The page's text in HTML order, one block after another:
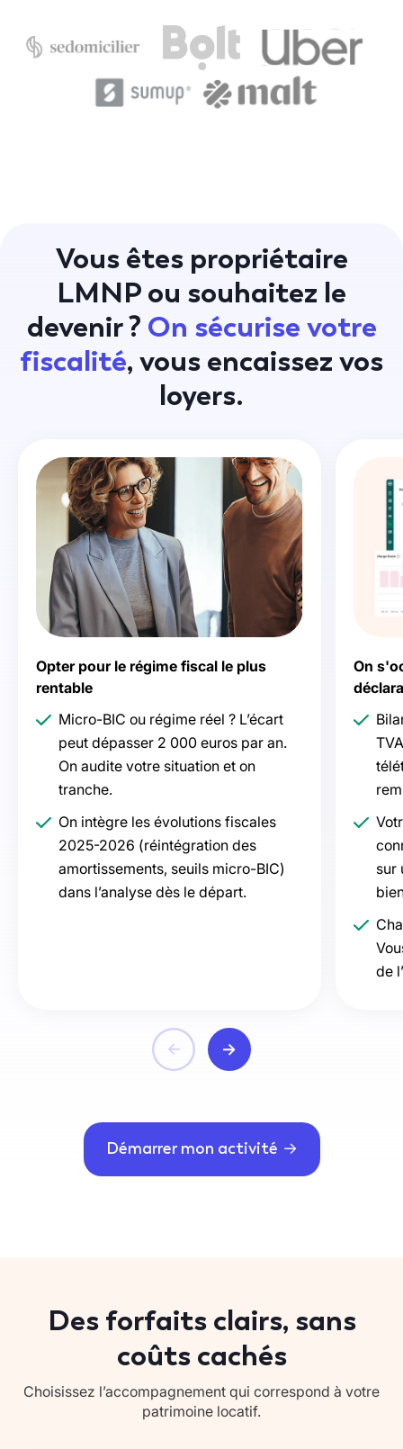
Vous êtes propriétaire
LMNP ou souhaitez le
devenir ? On sécurise votre
fiscalité, vous encaissez vos
loyers.
Opter pour le régime fiscal le plus
rentable
Micro-BIC ou régime réel ? L’écart
peut dépasser 2 000 euros par an.
On audite votre situation et on
tranche.
On intègre les évolutions fiscales
2025-2026 (réintégration des
amortissements, seuils micro-BIC)
dans l’analyse dès le départ.
On
sur
de
Démarrer mon activité
Des forfaits clairs, sans
coûts cachés
Choisissez l’accompagnement qui correspond à votre
patrimoine locatif.